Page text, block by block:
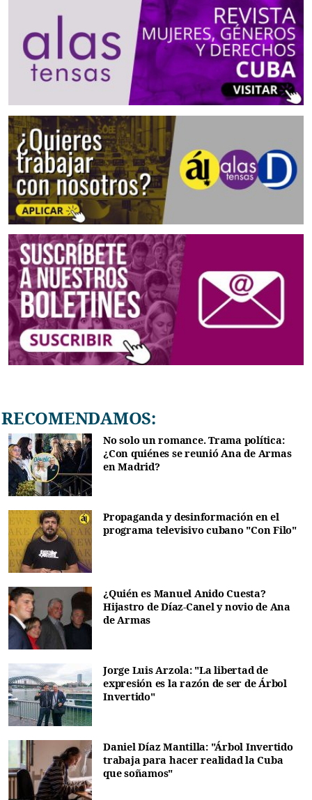
RECOMENDAMOS:
No solo un romance. Trama política:
¿Con quiénes se reunió Ana de Armas
en Madrid?
Propaganda y desinformación en el
programa televisivo cubano "Con Filo"
¿Quién es Manuel Anido Cuesta?
Hijastro de Díaz-Canel y novio de Ana
de Armas
Jorge Luis Arzola: "La libertad de
expresión es la razón de ser de Árbol
Invertido"
Daniel Díaz Mantilla: "Árbol Invertido
trabaja para hacer realidad la Cuba
que soñamos"